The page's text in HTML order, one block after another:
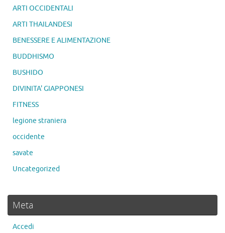
ARTI OCCIDENTALI
ARTI THAILANDESI
BENESSERE E ALIMENTAZIONE
BUDDHISMO
BUSHIDO
DIVINITA' GIAPPONESI
FITNESS
legione straniera
occidente
savate
Uncategorized
Meta
Accedi